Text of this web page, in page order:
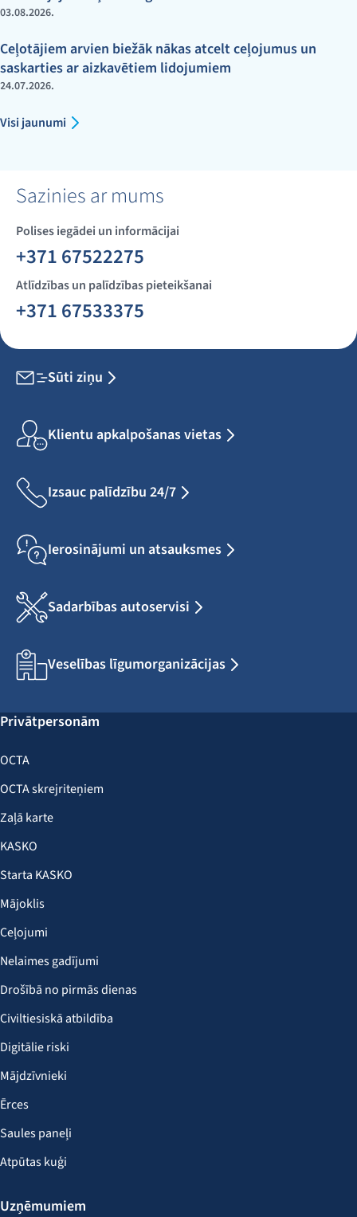
03.08.2026.
Ceļotājiem arvien biežāk nākas atcelt ceļojumus un
saskarties ar aizkavētiem lidojumiem
24.07.2026.
Visi jaunumi
Sazinies ar mums
Polises iegādei un informācijai
+371 67522275
Atlīdzības un palīdzības pieteikšanai
+371 67533375
Sūti ziņu
Klientu apkalpošanas vietas
Izsauc palīdzību 24/7
Ierosinājumi un atsauksmes
Sadarbības autoservisi
Veselības līgumorganizācijas
Privātpersonām
OCTA
OCTA skrejriteņiem
Zaļā karte
KASKO
Starta KASKO
Mājoklis
Ceļojumi
Nelaimes gadījumi
Drošībā no pirmās dienas
Civiltiesiskā atbildība
Digitālie riski
Mājdzīvnieki
Ērces
Saules paneļi
Atpūtas kuģi
Uzņēmumiem